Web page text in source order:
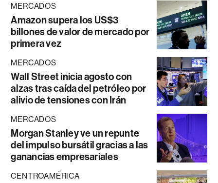
MERCADOS
Amazon supera los US$3
billones de valor de mercado por
primera vez
MERCADOS
Wall Street inicia agosto con
alzas tras caída del petróleo por
alivio de tensiones con Irán
MERCADOS
Morgan Stanley ve un repunte
del impulso bursátil gracias a las
ganancias empresariales
CENTROAMÉRICA